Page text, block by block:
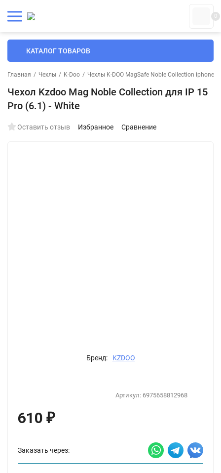
0
КАТАЛОГ ТОВАРОВ
Главная / Чехлы / K-Doo / Чехлы K-DOO MagSafe Noble Collection iphone
Чехол Kzdoo Mag Noble Collection для IP 15
Pro (6.1) - White
Оставить отзыв Избранное Сравнение
Бренд: KZDOO
Артикул: 6975658812968
610 ₽
Заказать через: